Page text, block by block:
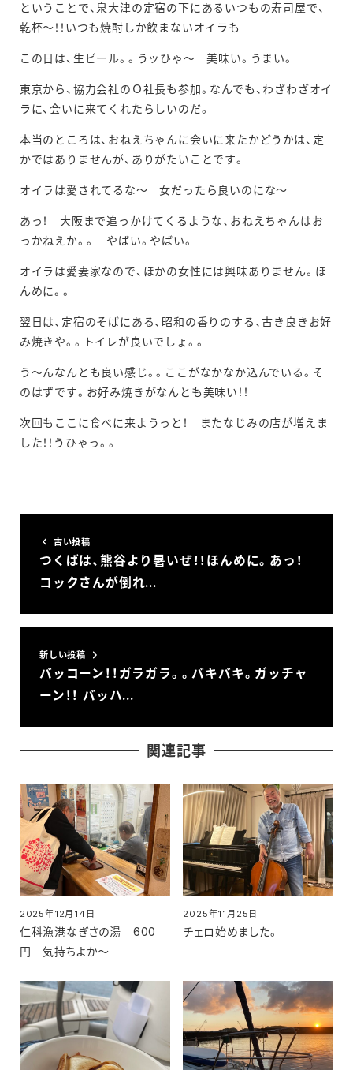
ということで、泉大津の定宿の下にあるいつもの寿司屋で、
乾杯～！！いつも焼酎しか飲まないオイラも
この日は、生ビール。。うッひゃ～ 美味い。うまい。
東京から、協力会社のＯ社長も参加。なんでも、わざわざオイ
ラに、会いに来てくれたらしいのだ。
本当のところは、おねえちゃんに会いに来たかどうかは、定
かではありませんが、ありがたいことです。
オイラは愛されてるな～ 女だったら良いのにな～
あっ！ 大阪まで追っかけてくるような、おねえちゃんはお
っかねえか。。 やばい。やばい。
オイラは愛妻家なので、ほかの女性には興味ありません。ほ
んめに。。
翌日は、定宿のそばにある、昭和の香りのする、古き良きお好
み焼きや。。トイレが良いでしょ。。
う～んなんとも良い感じ。。ここがなかなか込んでいる。そ
のはずです。お好み焼きがなんとも美味い！！
次回もここに食べに来ようっと！ またなじみの店が増えま
した！！うひゃっ。。
古い投稿
つくばは、熊谷より暑いぜ！！ほんめに。あっ！
コックさんが倒れ…
新しい投稿
バッコーン！！ガラガラ。。バキバキ。ガッチャ
ーン！！ バッハ…
関連記事
仁科漁港なぎさの湯 600
円 気持ちよか～
投稿日
2025年12月14日
チェロ始めました。
投稿日
2025年11月25日